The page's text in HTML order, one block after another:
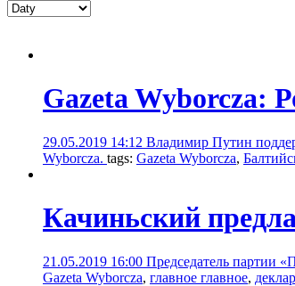
Gazeta Wyborcza:
29.05.2019 14:12 Владимир Путин
Wyborcza. tags: Gazeta Wyborcza,
Качиньский
21.05.2019 16:00 Председатель партии
Gazeta Wyborcza, главное главное,